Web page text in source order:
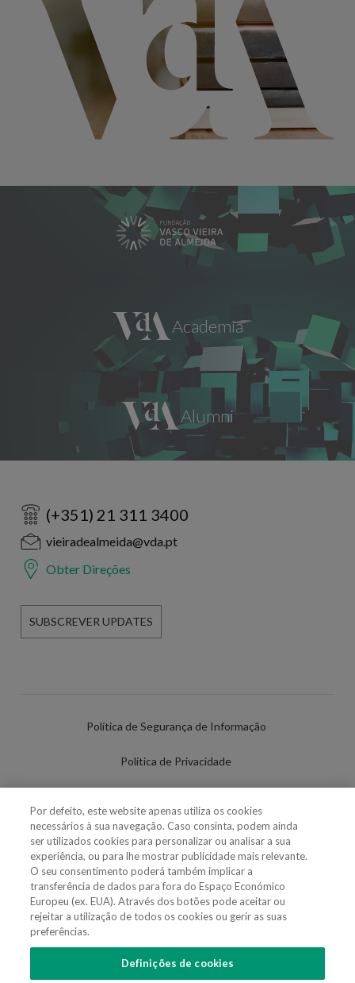
(+351) 21 311 3400
vieiradealmeida@vda.pt
Obter Direções
SUBSCREVER UPDATES
Política de Segurança de Informação
Política de Privacidade
Política de Cookies
Definições de cookies
Uso Fraudulento Nome/Marca
Por defeito, este website apenas utiliza os cookies
necessários à sua navegação. Caso consinta, podem ainda
ser utilizados cookies para personalizar ou analisar a sua
experiência, ou para lhe mostrar publicidade mais relevante.
O seu consentimento poderá também implicar a
transferência de dados para fora do Espaço Económico
Europeu (ex. EUA). Através dos botões pode aceitar ou
rejeitar a utilização de todos os cookies ou gerir as suas
preferências.
Definições de cookies